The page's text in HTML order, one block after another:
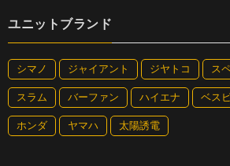
ユニットブランド
シマノ ジャイアント ジヤトコ ス
スラム バーファン ハイエナ ベス
ホンダ ヤマハ 太陽誘電